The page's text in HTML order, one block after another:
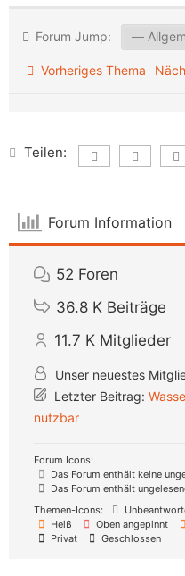
Forum Jump:
Vorheriges Thema
Teilen:
Forum Information
52 Foren
36.8 K Beiträge
11.7 K Mitglieder
Unser neuestes
Letzter Beitrag:
nutzbar
Forum Icons:
Das Forum enthält keine
Das Forum enthält
Themen-Icons:
Heiß
Oben angepinnt
Privat
Geschlossen